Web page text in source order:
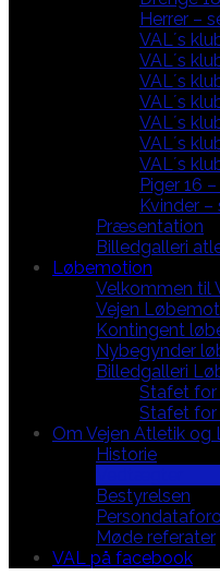
Herrer –
VAL´s
VAL´s
VAL´s
VAL´s
VAL´s
VAL´s
VAL´s
Piger 16 –
Kvinder –
Præsentation
Billedgalleri
Løbemotion
Velkommen til
Vejen
Kontingent
Nybegynder
Billedgalleri
Stafet for
Stafet for
Om Vejen Atletik
Historie
Bestyrelsen
Møde referater
VAL på facebook